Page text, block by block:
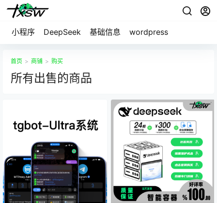
小程序 DeepSeek 基础信息 wordpress
首页 > 商铺 > 购买
所有出售的商品